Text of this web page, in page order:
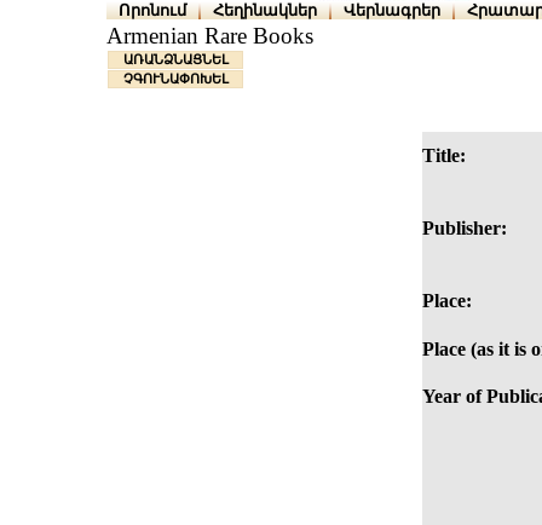
Որոնում Հեղինակներ Վերնագրեր
Armenian Rare Books
ԱՌԱՆՁՆԱՑՆԵԼ
ՉԳՈՒՆԱՓՈԽԵԼ
Title:
Publisher:
Place:
Place (as it is
Year of